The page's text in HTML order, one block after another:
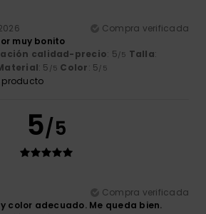
Compra verificada
muy bonito
calidad-precio: 5/5 Talla:
: 5 /5 Color: 5/5
producto
5/5
Compra verificada
color adecuado. Me queda bien.